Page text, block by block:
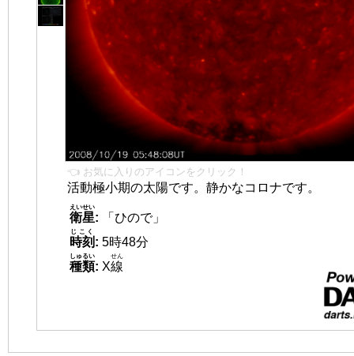
👈 お気に入りのアイコンをクリック！
活動極小期の太陽です。静かなコロナです。
衛星
えいせい
:
「ひので」
時刻
じこく
: 5時48分
種類
しゅるい
: X線
せん